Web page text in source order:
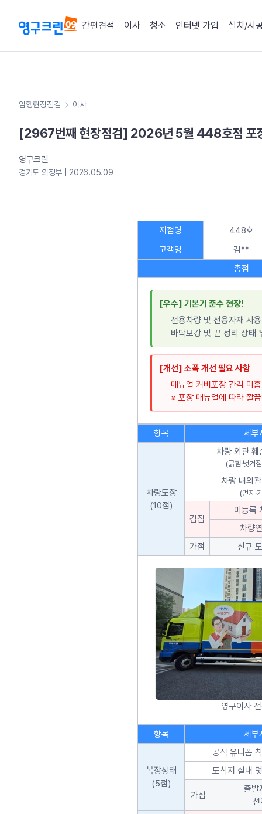
간편견적 이사 청소 인터넷 가입 설치/시
암행현장점검 이사
[2967번째 현장점검] 2026년 5월 448호점 포
영구크린
경기도 의정부 | 2026.05.09
지점명
448호
고객명
김**
총점
[우수] 기본기 준수 현장!
전용차량 및 전용자재 사
바닥보강 및 끈 정리 상태
[개선] 소폭 개선 필요 사항
매뉴얼 커버포장 간격 미
※ 포장 매뉴얼에 따라 깔
항목 세부
차량도장
(10점)
차량 외관 훼
(긁힘·벗겨
차량 내외
(먼지·
감점
미등록
차량
가점
신규
영구이사
항목 세부
복장상태
(5점)
공식 유니폼
도착지 실내
가점
출발
선